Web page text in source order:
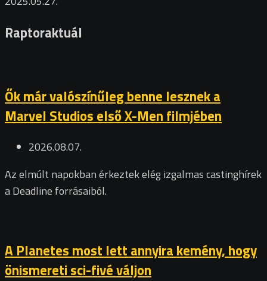
Raptoraktuál
Ők már valószínűleg benne lesznek a
Marvel Studios első X-Men filmjében
2026.08.07.
Az elmúlt napokban érkeztek elég izgalmas castinghírek
a Deadline forrásaiból.
A Planetes most lett annyira kemény, hogy
önismereti sci-fivé váljon